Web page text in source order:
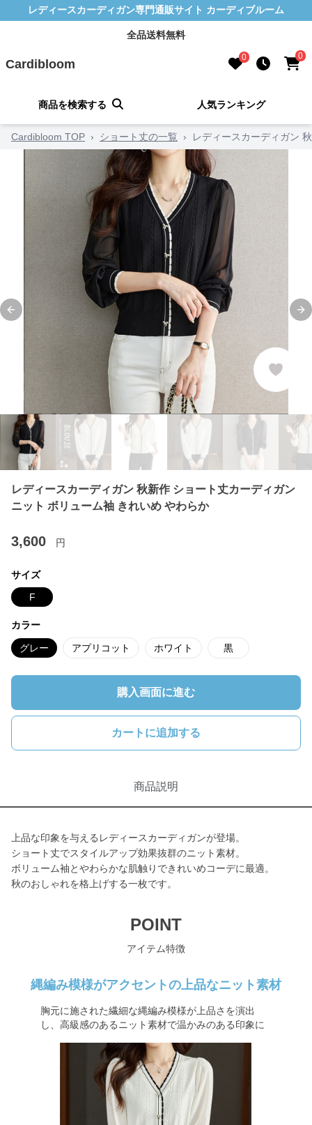
レディースカーディガン専門通販サイト カーディブルーム
全品送料無料
Cardibloom 0 0
商品を検索する 人気ランキング
Cardibloom TOP › ショート丈の一覧 › レディースカーディガン
Previous slide
レディースカーディガン 秋新作 ショート丈カーディガン
ニット ボリューム袖 きれいめ やわらか
3,600 円
サイズ
F
カラー
グレー アプリコット ホワイト 黒
購入画面に進む
カートに追加する
商品説明
上品な印象を与えるレディースカーディガンが登場。
ショート丈でスタイルアップ効果抜群のニット素材。
ボリューム袖とやわらかな肌触りできれいめコーデに最適。
秋のおしゃれを格上げする一枚です。
POINT
アイテム特徴
縄編み模様がアクセントの上品なニット素材
胸元に施された繊細な縄編み模様が上品さを演出
し、高級感のあるニット素材で温かみのある印象に